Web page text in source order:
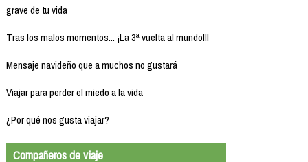
grave de tu vida
Tras los malos momentos... ¡La 3ª vuelta al mundo!!!
Mensaje navideño que a muchos no gustará
Viajar para perder el miedo a la vida
¿Por qué nos gusta viajar?
Compañeros de viaje